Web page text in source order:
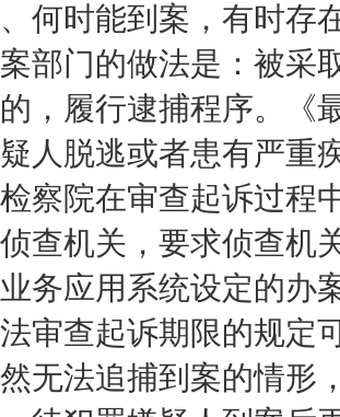
何时能到案，有时存
部门的做法是：被采
，履行逮捕程序。《
人脱逃或者患有严重
察院在审查起诉过程
查机关，要求侦查机
务应用系统设定的办
审查起诉期限的规定
无法追捕到案的情形